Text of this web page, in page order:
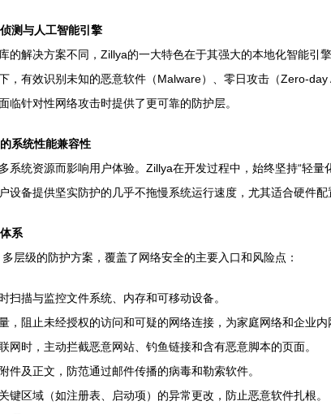
测与人工智能引擎
的解决方案不同，Zillya的一大特色在于其强大的本地化智能
，有效识别未知的恶意软件（Malware）、零日攻击（Zero-
临针对性网络攻击时提供了更可靠的防护层。
系统性能兼容性
系统资源而影响用户体验。Zillya在开发过程中，始终坚持“轻
设备提供坚实防护的几乎不拖慢系统运行速度，尤其适合硬件配
系
层级的防护方案，覆盖了网络安全的主要入口和风险点：
扫描与监控文件系统、内存和可移动设备。
，阻止未经授权的访问和可疑的网络连接，为家庭网络和企业内
网时，主动拦截恶意网站、钓鱼链接和含有恶意脚本的页面。
件及正文，防范通过邮件传播的病毒和勒索软件。
键区域（如注册表、启动项）的异常更改，防止恶意软件扎根。